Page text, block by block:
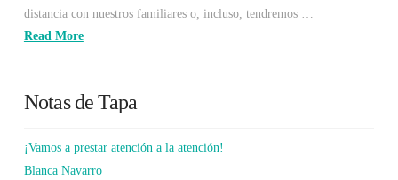
distancia con nuestros familiares o, incluso, tendremos …
Read More
Notas de Tapa
¡Vamos a prestar atención a la atención!
Blanca Navarro